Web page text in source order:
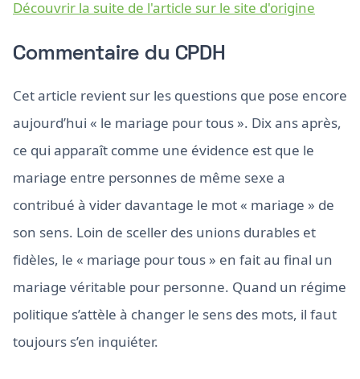
Découvrir la suite de l'article sur le site d'origine
Commentaire du CPDH
Cet article revient sur les questions que pose encore
aujourd’hui « le mariage pour tous ». Dix ans après,
ce qui apparaît comme une évidence est que le
mariage entre personnes de même sexe a
contribué à vider davantage le mot « mariage » de
son sens. Loin de sceller des unions durables et
fidèles, le « mariage pour tous » en fait au final un
mariage véritable pour personne. Quand un régime
politique s’attèle à changer le sens des mots, il faut
toujours s’en inquiéter.